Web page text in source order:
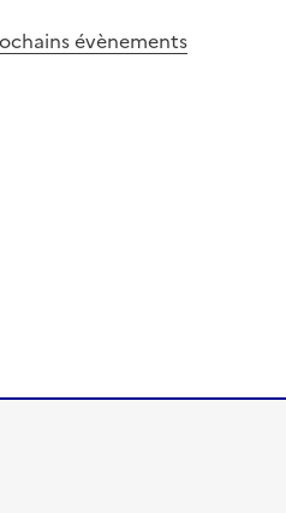
évènements